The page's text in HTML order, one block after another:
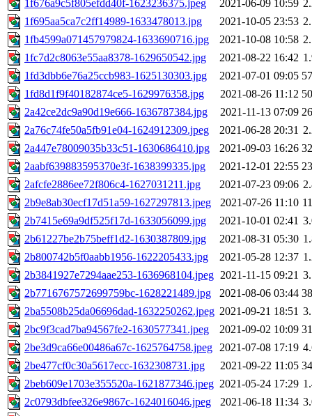
1f676a9c5f805efdd40f-1623236375.jpeg
2021-06-09 10:59
1f695aa5ca7c2ff14989-1633478013.jpg
2021-10-05 23:53
1fb4599a071457979824-1633690716.jpg
2021-10-08 10:58
1fc7d2c8063e55aa8378-1629650542.jpg
2021-08-22 16:42
1fd3dbb6e76a25ccb983-1625130303.jpg
2021-07-01 09:05
1fd8d1f9f40182874ce5-1629976358.jpg
2021-08-26 11:12
2a42ce2dc9a90d19e666-1636787384.jpg
2021-11-13 07:09
2a76c74fe50a5fb91e04-1624912309.jpeg
2021-06-28 20:31
2a447e78009035b33c51-1630686410.jpg
2021-09-03 16:26
2aabf639883595370e3f-1638399335.jpg
2021-12-01 22:55
2afcfe2886ee72f806c4-1627031211.jpg
2021-07-23 09:06
2b9e8ab30ecf17d51a59-1627297813.jpeg
2021-07-26 11:10
2b7415e69a9df525f17d-1633056099.jpg
2021-10-01 02:41
2b61227be2b75beff1d2-1630387809.jpg
2021-08-31 05:30
2b800742b5f0aabb1956-1622205433.jpg
2021-05-28 12:37
2b3841927e7294aae253-1636968104.jpeg 2021-11-15 09:21
2b7716767572699759bc-1628221489.jpg
2021-08-06 03:44
2ba5508b25da06696dad-1632250262.jpeg 2021-09-21 18:51
2bc9f3cad7ba94567fe2-1630577341.jpeg
2021-09-02 10:09
2be3d9ca66e00486a67c-1625764758.jpeg 2021-07-08 17:19
2be477cf0c30a5617ecc-1632308731.jpg
2021-09-22 11:05
2beb609e1703e355520a-1621877346.jpeg 2021-05-24 17:29
2c0793dbfee326e9867c-1624016046.jpeg
2021-06-18 11:34